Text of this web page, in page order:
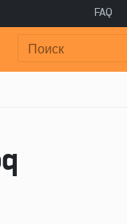
FAQ
Поиск: